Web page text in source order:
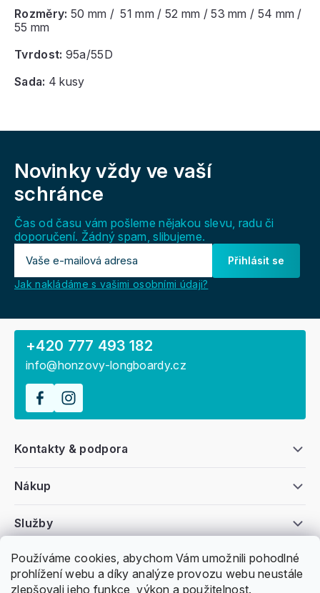
Používáme cookies, abychom Vám umožnili pohodlné
prohlížení webu a díky analýze provozu webu neustále
zlepšovali jeho funkce, výkon a použitelnost.
Rozměry: 50 mm / 51 mm / 52 mm / 53 mm / 54 mm /
55 mm
Tvrdost: 95a/55D
Sada: 4 kusy
Novinky vždy ve vaší
schránce
Čas od času vám pošleme nějakou slevu, radu či
doporučení. Žádný spam, slibujeme.
Přihlásit se
Jak nakládáme s vašimi osobními údaji?
Všeobecné informace
Nákup
Kontakty & podpora
Služby
+420 777 493 182
info@honzovy-longboardy.cz